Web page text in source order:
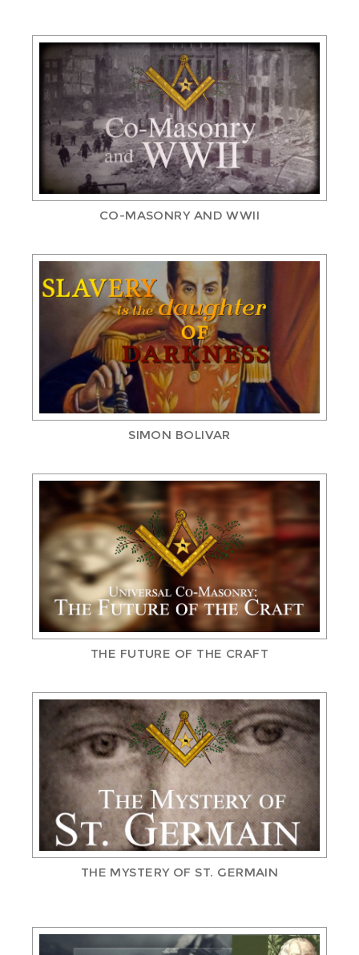
CO-MASONRY AND WWII
SIMON BOLIVAR
THE FUTURE OF THE CRAFT
THE MYSTERY OF ST. GERMAIN